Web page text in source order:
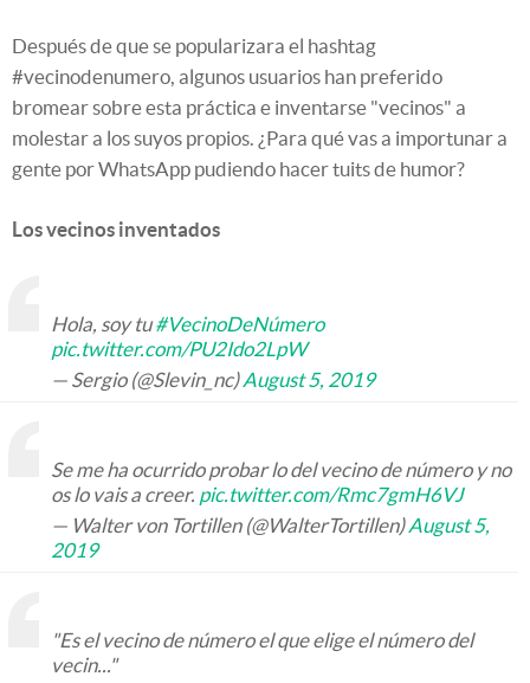
Después de que se popularizara el hashtag
#vecinodenumero, algunos usuarios han preferido
bromear sobre esta práctica e inventarse "vecinos" a
molestar a los suyos propios. ¿Para qué vas a importunar a
gente por WhatsApp pudiendo hacer tuits de humor?
Los vecinos inventados
Hola, soy tu#VecinoDeNúmero
pic.twitter.com/PU2Ido2LpW
— Sergio (@Slevin_nc)August 5, 2019
Se me ha ocurrido probar lo del vecino de número y no
os lo vais a creer. pic.twitter.com/Rmc7gmH6VJ
— Walter von Tortillen (@WalterTortillen)August 5,
2019
"Es el vecino de número el que elige el número del
vecin..."